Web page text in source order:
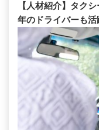
【人材紹介】タク
年のドライバーも活